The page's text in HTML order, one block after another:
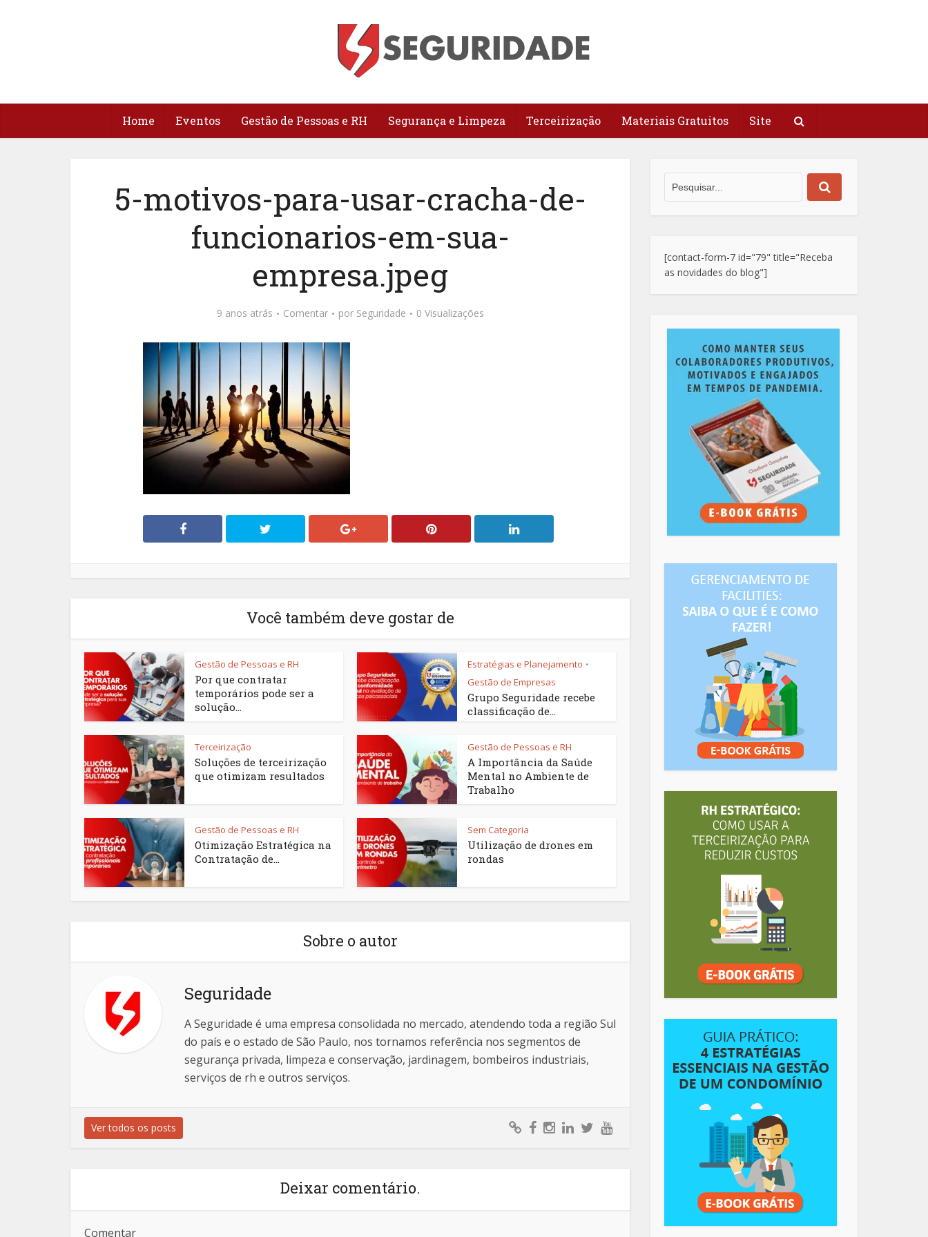
Home Eventos Gestão de Pessoas e RH Segurança e Limpeza Terceirização Materiais Gratuitos Site
5-motivos-para-usar-cracha-de-
funcionarios-em-sua-
empresa.jpeg
9 anos atrás Comentar por Seguridade 0 Visualizações
Você também deve gostar de
Gestão de Pessoas e RH
Por que contratar
temporários pode ser a
solução...
Estratégias e Planejamento •
Gestão de Empresas
Grupo Seguridade recebe
classificação de...
Terceirização
Soluções de terceirização
que otimizam resultados
Gestão de Pessoas e RH
A Importância da Saúde
Mental no Ambiente de
Trabalho
Gestão de Pessoas e RH
Otimização Estratégica na
Contratação de...
Sem Categoria
Utilização de drones em
rondas
Sobre o autor
Seguridade
A Seguridade é uma empresa consolidada no mercado, atendendo toda a região Sul
do país e o estado de São Paulo, nos tornamos referência nos segmentos de
segurança privada, limpeza e conservação, jardinagem, bombeiros industriais,
serviços de rh e outros serviços.
Ver todos os posts
Deixar comentário.
Comentar
[contact-form-7 id="79" title="Receba
as novidades do blog"]